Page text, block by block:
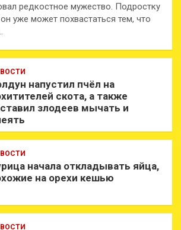
редкостное мужество. Подростку
уже может похвастаться тем, что
напустил пчёл на
скота, а также
злодеев мычать и
начала откладывать яйца,
на орехи кешью